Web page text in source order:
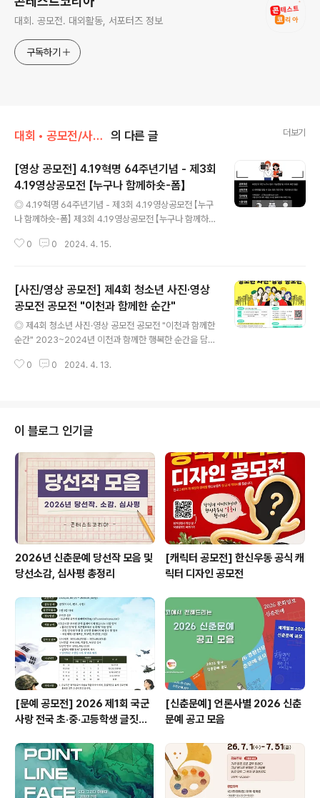
대회. 공모전. 대외활동, 서포터즈 정보
구독하기
대회 • 공모전/사진 • 영상 의 다른 글 더보기
[영상 공모전] 4.19혁명 64주년기념 - 제3회
4.19영상공모전 【누구나 함께하숏-폼】
◎ 4.19혁명 64주년기념 - 제3회 4.19영상공모전 【누구
나 함께하숏-폼】 제3회 4.19영상공모전 【누구나 함께하
4.01(월) ~2024.04.21(일) ◎ 공모주제 4.19혁명을 알
개하는 영상 - 어린이 등에게 4.19혁명의 역사적 배경과
가치를 선양하는 영상 - 4.19혁명을 알리는 짧은 예능드라
마 등 - 4.19혁명과 관련된 주제를 다양하고 재미있는 방
식으로 표현한 영상 ◎ 접수방법 이메일 접수 (419book
용량 : 500MB 이내 해상도 : 1080..
0 0 2024. 4. 15.
[사진/영상 공모전] 제4회 청소년 사진·영상
공모전 공모전 "이천과 함께한 순간"
◎ 제4회 청소년 사진·영상 공모전 공모전 "이천과 함께한
순간" 2023~2024년 이천과 함께한 행복한 순간을 담은
년이라면 누구나 ※팀으로 제출할 경우 1팀 당 1점으로 제
품형식 [사진부문] - 2023~2024년에 직접 촬영한 인물
사진 - 이미지 파일(JPG,PNG) 2MB 이상 [영상부문] -
2023~2024년에 직접 촬영한 숏폼, 릴스, 3분 이내의 영
상 중 택 1 - 영상 파일(MP4, AVI, MOV 중 택 1) ◎ 공모
일정 - 접수기간: 2024. 3. 2..
0 0 2024. 4. 13.
이 블로그 인기글
2026년 신춘문예 당선작 모음 및
당선소감, 심사평 총정리
[캐릭터 공모전] 한신우동 공식 캐
릭터 디자인 공모전
[문예 공모전] 2026 제1회 국군
사랑 전국 초·중·고등학생 글짓기
[신춘문예] 언론사별 2026 신춘
문예 공고 모음